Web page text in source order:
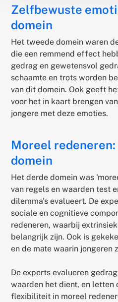
Zelfbewuste
domein
Het tweede domein waren
die een remmend effect
gedrag en gewetensvol
schaamte en trots worden
van dit domein. Ook geeft
voor het in kaart brengen
jongere met deze emoties.
Moreel
domein
Het derde domein was
van regels en waarden test
dilemma's evalueert. De
sociale en cognitieve
redeneren, waarbij
belangrijk zijn. Ook is
en de mate waarin jongeren
De experts evalueren
waarden het dient, en letten
flexibiliteit in moreel